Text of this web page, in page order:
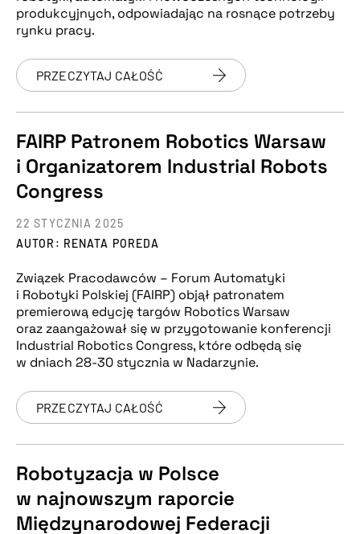
produkcyjnych, odpowiadając na rosnące potrzeby
rynku pracy.
PRZECZYTAJ CAŁOŚĆ
FAIRP Patronem Robotics Warsaw
i Organizatorem Industrial Robots
Congress
AUTOR: RENATA POREDA
22 STYCZNIA 2025
Związek Pracodawców – Forum Automatyki
i Robotyki Polskiej (FAIRP) objął patronatem
premierową edycję targów Robotics Warsaw
oraz zaangażował się w przygotowanie konferencji
Industrial Robotics Congress, które odbędą się
w dniach 28-30 stycznia w Nadarzynie.
PRZECZYTAJ CAŁOŚĆ
Robotyzacja w Polsce
w najnowszym raporcie
Międzynarodowej Federacji